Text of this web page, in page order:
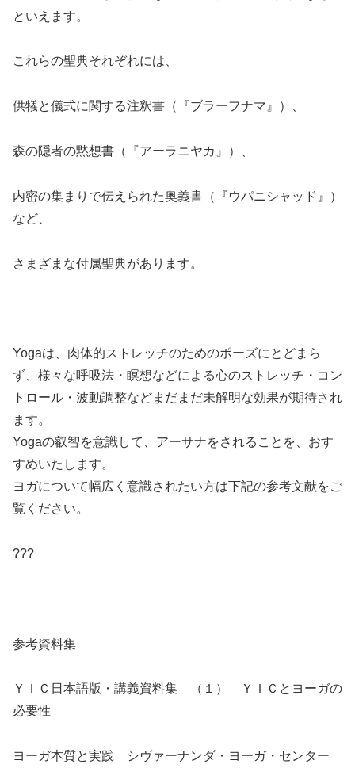
といえます。
これらの聖典それぞれには、
供犠と儀式に関する注釈書（『ブラーフナマ』）、
森の隠者の黙想書（『アーラニヤカ』）、
内密の集まりで伝えられた奥義書（『ウパニシャッド』）
など、
さまざまな付属聖典があります。
Yogaは、肉体的ストレッチのためのポーズにとどまら
ず、様々な呼吸法・瞑想などによる心のストレッチ・コン
トロール・波動調整などまだまだ未解明な効果が期待され
ます。
Yogaの叡智を意識して、アーサナをされることを、おす
すめいたします。
ヨガについて幅広く意識されたい方は下記の参考文献をご
覧ください。
???
参考資料集
ＹＩＣ日本語版・講義資料集 （１） ＹＩＣとヨーガの
必要性
ヨーガ本質と実践 シヴァーナンダ・ヨーガ・センター